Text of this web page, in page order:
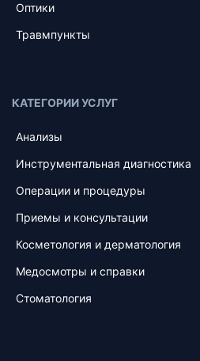
Оптики
Травмпункты
КАТЕГОРИИ УСЛУГ
Анализы
Инструментальная диагностика
Операции и процедуры
Приемы и консультации
Косметология и дерматология
Медосмотры и справки
Стоматология